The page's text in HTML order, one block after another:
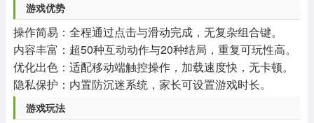
游戏优势
操作简易：全程通过点击与滑动完成，无复杂组合键。
内容丰富：超50种互动动作与20种结局，重复可玩性高。
优化出色：适配移动端触控操作，加载速度快，无卡顿。
隐私保护：内置防沉迷系统，家长可设置游戏时长。
游戏玩法